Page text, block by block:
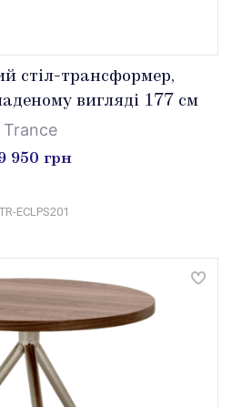
стіл-трансформер,
вигляді 177 см
Trance
950 грн
ECLPS201